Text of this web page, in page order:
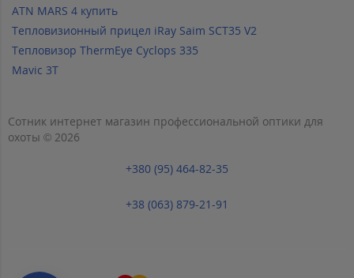
ATN MARS 4 купить
Тепловизионный прицел iRay Saim SCT35 V2
Тепловизор ThermEye Cyclops 335
Mavic 3T
Сотник интернет магазин профессиональной оптики для
охоты © 2026
+380 (95) 464-82-35
+38 (063) 879-21-91